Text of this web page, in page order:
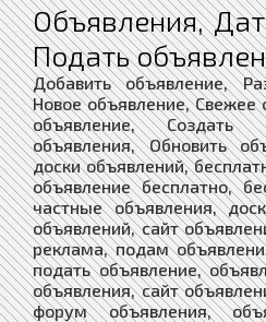
Объявления,
Подать
Добавить объявление,
Новое объявление, Свежее
объявление, Создать
объявления, Обновить
доски объявлений,
объявление бесплатно,
частные объявления,
объявлений, сайт
реклама, подам
подать объявление,
объявления, сайт
форум объявления,